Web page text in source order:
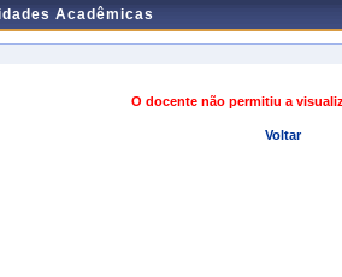
Acadêmicas
O docente não permitiu a
Voltar